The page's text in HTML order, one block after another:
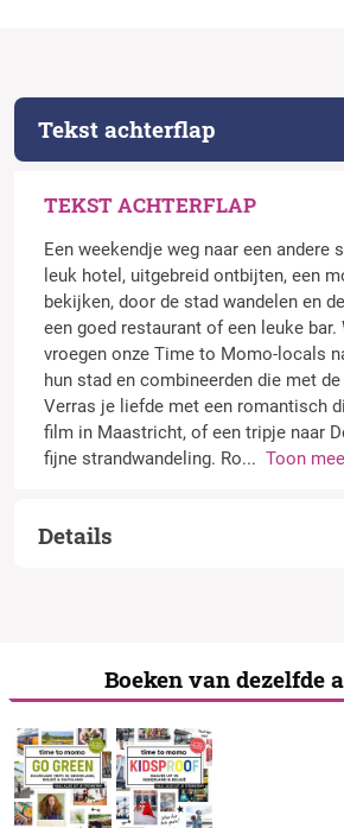
Tekst achterflap
TEKST ACHTERFLAP
Een weekendje weg naar een andere
leuk hotel, uitgebreid ontbijten, een
bekijken, door de stad wandelen en
een goed restaurant of een leuke bar.
vroegen onze Time to Momo-locals
hun stad en combineerden die met
Verras je liefde met een romantisch
film in Maastricht, of een tripje naar
fijne strandwandeling. Ro... Toon
Details
Boeken van dezelfde